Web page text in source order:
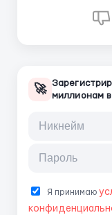
🚀
миллионам
Я принимаю